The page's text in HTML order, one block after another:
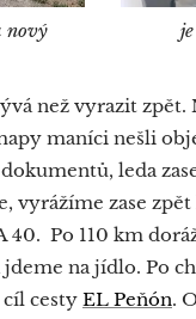
nový
než vyrazit zpět.
maníci nešli
leda
vyrážíme zase
40. Po 110 km
na jídlo. Po
cesty EL Peňón.